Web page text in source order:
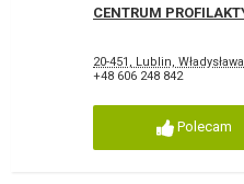
CENTRUM
20-451, Lublin,
+48 606 248 842
Polecam